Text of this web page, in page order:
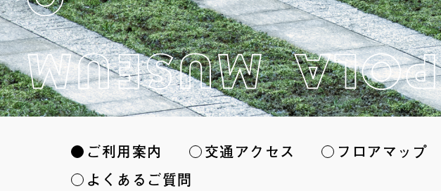
ご利用案内 交通アクセス フロアマップ
よくあるご質問